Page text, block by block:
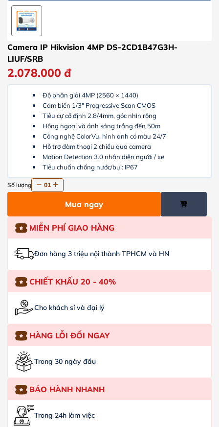
Camera IP Hikvision 4MP DS-2CD1B47G3H-
LIUF/SRB
2.078.000 đ
Độ phân giải 4MP (2560 × 1440)
Cảm biến 1/3″ Progressive Scan CMOS
Tiêu cự cố định 2.8/4mm, góc nhìn rộng
Hồng ngoại và ánh sáng trắng đến 50m
Công nghệ ColorVu, hình ảnh có màu 24/7
Hỗ trợ đàm thoại 2 chiều qua camera
Motion Detection 3.0 nhận diện người / xe
Tiêu chuẩn chống nước/bụi: IP67
Số lượng 01
Mua ngay
MIỄN PHÍ GIAO HÀNG
Đơn hàng 3 triệu nội thành TPHCM và HN
CHIẾT KHẤU 20 - 40%
Cho khách sỉ và đại lý
HÀNG LỖI ĐỔI NGAY
Trong 30 ngày đầu
BẢO HÀNH NHANH
Trong 24h làm việc